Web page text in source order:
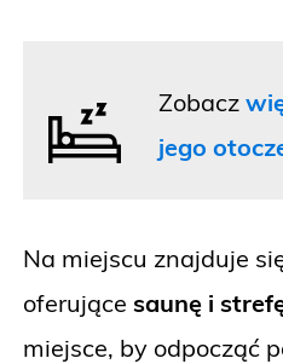
Zobacz
jego
Na miejscu znajduje
oferujące saunę i
miejsce, by odpocząć